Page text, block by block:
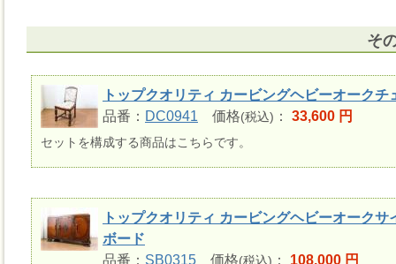
そ
トップクオリティ カービングヘビーオークチ
品番： DC0941 価格(税込) ： 33,600 円
セットを構成する商品はこちらです。
トップクオリティ カービングヘビーオークサ
ボード
品番： SB0315 価格(税込) ： 108,000 円